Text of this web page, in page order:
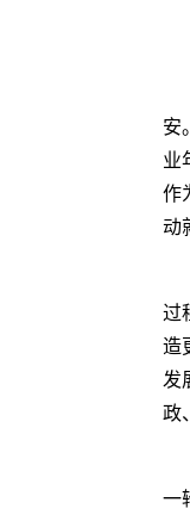
安
业
作
动
过
造
发
政
一